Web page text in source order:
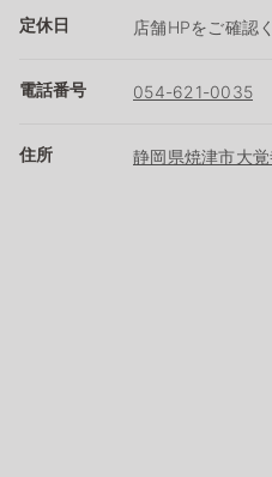
定休日 店舗HPをご確認
電話番号 054-621-0035
住所 静岡県焼津市大